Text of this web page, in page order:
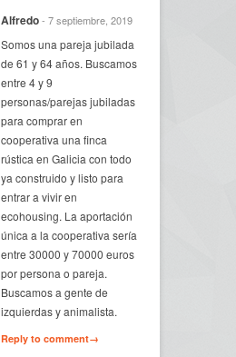
Alfredo- 7 septiembre, 2019
Somos una pareja jubilada
de 61 y 64 años. Buscamos
entre 4 y 9
personas/parejas jubiladas
para comprar en
cooperativa una finca
rústica en Galicia con todo
ya construido y listo para
entrar a vivir en
ecohousing. La aportación
única a la cooperativa sería
entre 30000 y 70000 euros
por persona o pareja.
Buscamos a gente de
izquierdas y animalista.
Reply to comment→